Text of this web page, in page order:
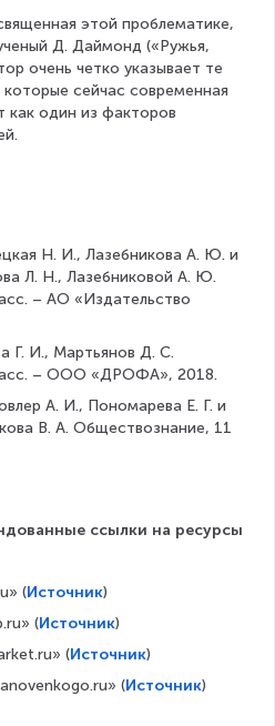
этой проблематике,
Д. Даймонд («Ружья,
очень четко указывает те
сейчас современная
как один из факторов
Н. И., Лазебникова А. Ю. и
Л. Н., Лазебниковой А. Ю.
– АО «Издательство
Г. И., Мартьянов Д. С.
– ООО «ДРОФА», 2018.
А. И., Пономарева Е. Г. и
В. А. Обществознание, 11
ссылки на ресурсы
(Источник)
(Источник)
(Источник)
(Источник)